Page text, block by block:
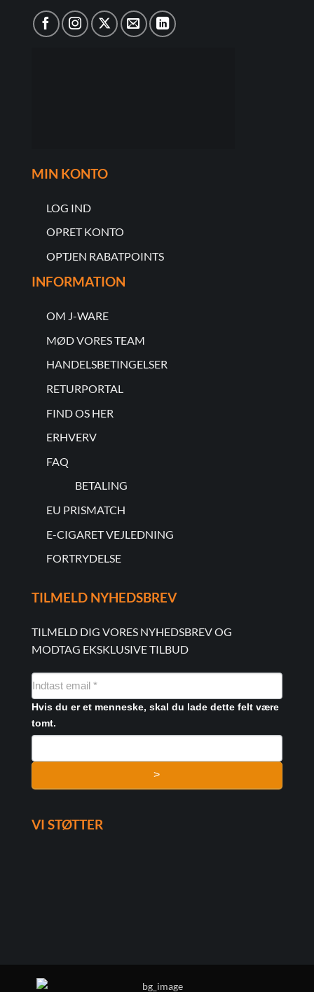
MIN KONTO
LOG IND
OPRET KONTO
OPTJEN RABATPOINTS
INFORMATION
OM J-WARE
MØD VORES TEAM
HANDELSBETINGELSER
RETURPORTAL
FIND OS HER
ERHVERV
FAQ
BETALING
EU PRISMATCH
E-CIGARET VEJLEDNING
FORTRYDELSE
TILMELD NYHEDSBREV
TILMELD DIG VORES NYHEDSBREV OG
MODTAG EKSKLUSIVE TILBUD
NYHEDSMAIL
FORMULAR
Hvis du er et menneske, skal du lade dette felt være
tomt.
>
VI STØTTER